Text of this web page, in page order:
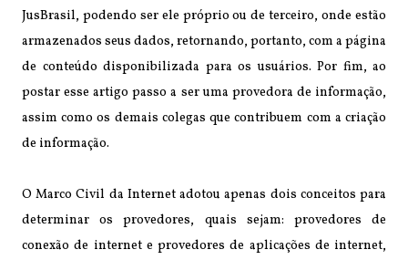
JusBrasil, podendo ser ele próprio ou de terceiro, onde estão
armazenados seus dados, retornando, portanto, com a página
de conteúdo disponibilizada para os usuários. Por fim, ao
postar esse artigo passo a ser uma provedora de informação,
assim como os demais colegas que contribuem com a criação
de informação.
O Marco Civil da Internet adotou apenas dois conceitos para
determinar os provedores, quais sejam: provedores de
conexão de internet e provedores de aplicações de internet,